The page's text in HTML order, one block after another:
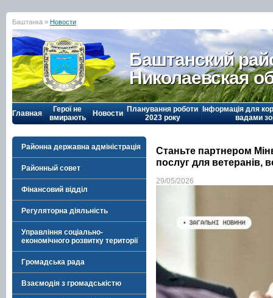
Баштанка » Новости
Баштанский
Николаевская
Главная
Герої не
вмирають
Новости Планування роботи
2023 року
Інформація для
вадами
Районна державна адміністрація
Районный совет
Фінансовий відділ
Регуляторна діяльність
Управління соціально-
економічного розвитку території
Громадська рада
Взаємодія з громадськістю
Станьте партнером
послуг для ветеранів,
29/05/2026